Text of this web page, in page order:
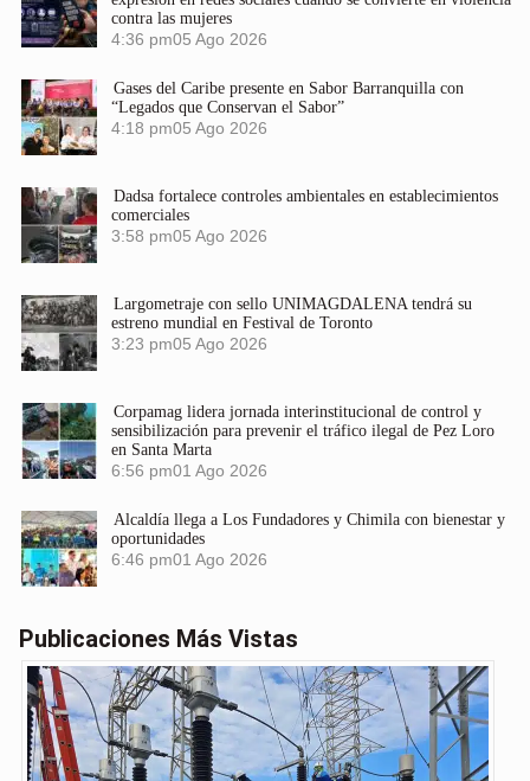
contra las mujeres
4:36 pm05 Ago 2026
Gases del Caribe presente en Sabor Barranquilla con
“Legados que Conservan el Sabor”
4:18 pm05 Ago 2026
Dadsa fortalece controles ambientales en establecimientos
comerciales
3:58 pm05 Ago 2026
Largometraje con sello UNIMAGDALENA tendrá su
estreno mundial en Festival de Toronto
3:23 pm05 Ago 2026
Corpamag lidera jornada interinstitucional de control y
sensibilización para prevenir el tráfico ilegal de Pez Loro
en Santa Marta
6:56 pm01 Ago 2026
Alcaldía llega a Los Fundadores y Chimila con bienestar y
oportunidades
6:46 pm01 Ago 2026
Publicaciones Más Vistas